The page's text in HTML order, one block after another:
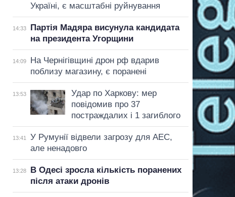
Україні, є масштабні руйнування
14:33
Партія Мадяра висунула кандидата
на президента Угорщини
14:09
На Чернігівщині дрон рф вдарив
поблизу магазину, є поранені
13:53
Удар по Харкову: мер
повідомив про 37
постраждалих і 1 загиблого
13:41
У Румунії відвели загрозу для АЕС,
але ненадовго
13:28
В Одесі зросла кількість поранених
після атаки дронів